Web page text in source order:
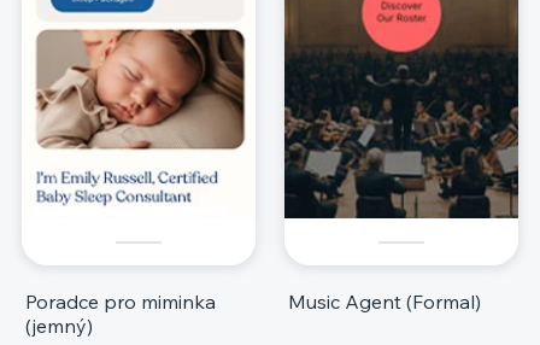
Poradce pro miminka
(jemný)
Music Agent (Formal)